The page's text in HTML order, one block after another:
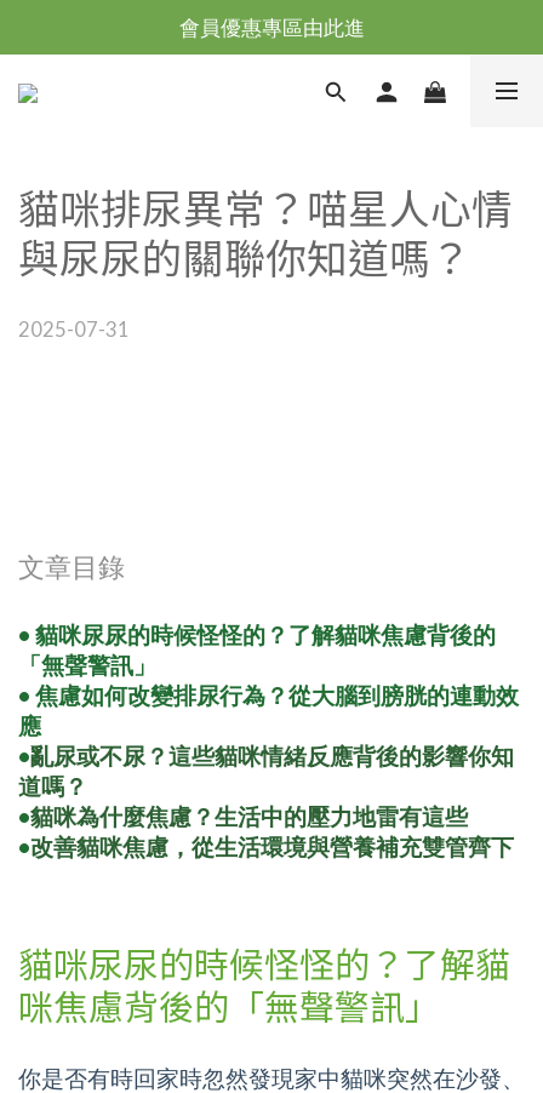
台灣滿NT$全館滿1200免運｜海外滿NT$3000免運
會員優惠專區由此進
台灣滿NT$全館滿1200免運｜海外滿NT$3000免運
貓咪排尿異常？喵星人心情
與尿尿的關聯你知道嗎？
2025-07-31
文章目錄
• 貓咪尿尿的時候怪怪的？了解貓咪焦慮背後的
「無聲警訊」
• 焦慮如何改變排尿行為？從大腦到膀胱的連動效
應
•亂尿或不尿？這些貓咪情緒反應背後的影響你知
道嗎？
•貓咪為什麼焦慮？生活中的壓力地雷有這些
•改善貓咪焦慮，從生活環境與營養補充雙管齊下
貓咪尿尿的時候怪怪的？了解貓
咪焦慮背後的「無聲警訊」
你是否有時回家時忽然發現家中貓咪突然在沙發、